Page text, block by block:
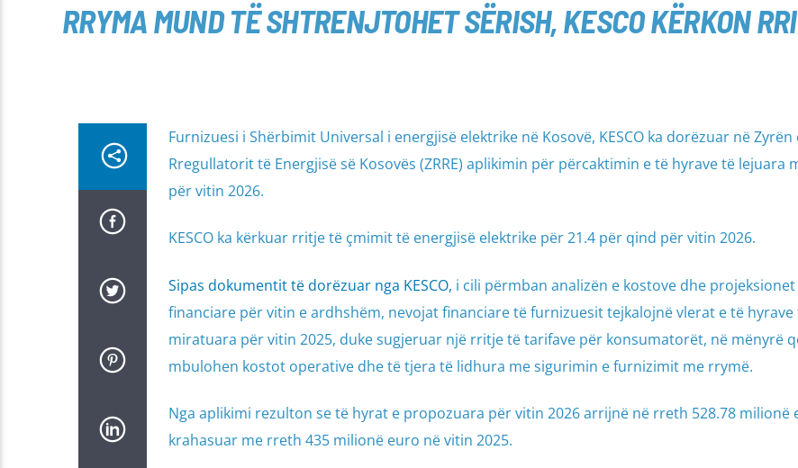
RRYMA MUND TË SHTRENJTOHET SËRISH, KESCO KËRKON
Furnizuesi i Shërbimit Universal i energjisë elektrike në Kosovë, KESCO ka dorëzuar në Zyrën
Rregullatorit të Energjisë së Kosovës (ZRRE) aplikimin për përcaktimin e të hyrave të lejuara
për vitin 2026.
KESCO ka kërkuar rritje të çmimit të energjisë elektrike për 21.4 për qind për vitin 2026.
Sipas dokumentit të dorëzuar nga KESCO, i cili përmban analizën e kostove dhe projeksionet
financiare për vitin e ardhshëm, nevojat financiare të furnizuesit tejkalojnë vlerat e të hyrave
miratuara për vitin 2025, duke sugjeruar një rritje të tarifave për konsumatorët, në mënyrë
mbulohen kostot operative dhe të tjera të lidhura me sigurimin e furnizimit me rrymë.
Nga aplikimi rezulton se të hyrat e propozuara për vitin 2026 arrijnë në rreth 528.78 milionë
krahasuar me rreth 435 milionë euro në vitin 2025.